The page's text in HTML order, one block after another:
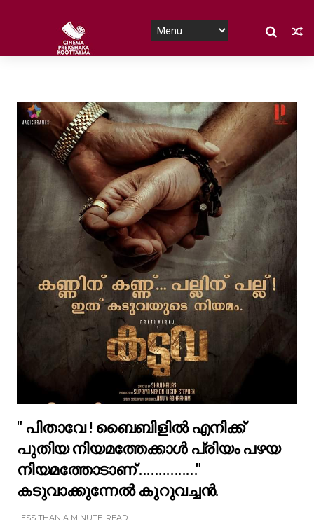
" പിതാവേ ! ബൈബിളിൽ എനിക്ക്
പുതിയ നിയമത്തേക്കാൾ പ്രിയം പഴയ
നിയമത്തോടാണ് ..............."
കടുവാക്കുന്നേൽ കുറുവച്ചൻ.
LESS THAN A MINUTE READ